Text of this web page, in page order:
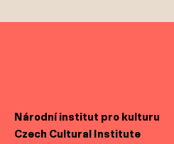
Národní institut pro kulturu
Czech Cultural Institute